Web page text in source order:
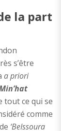
la part
s’être
a priori
tout ce qui se
comme
‘BeIssoura